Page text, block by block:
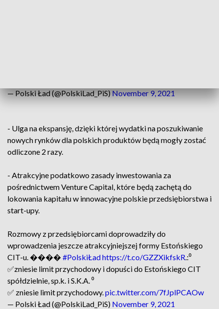
— Polski Ład (@PolskiLad_PiS)November 9, 2021
- Ulga na ekspansję, dzięki której wydatki na poszukiwanie
nowych rynków dla polskich produktów będą mogły zostać
odliczone 2 razy.
- Atrakcyjne podatkowo zasady inwestowania za
pośrednictwem Venture Capital, które będą zachętą do
lokowania kapitału w innowacyjne polskie przedsiębiorstwa i
start-upy.
Rozmowy z przedsiębiorcami doprowadziły do
wprowadzenia jeszcze atrakcyjniejszej formy Estońskiego
CIT-u. ���� #PolskiŁadhttps://t.co/GZZXikfskR.:⁰
✅zniesie limit przychodowy i dopuści do Estońskiego CIT
spółdzielnie, sp.k. i S.K.A. ⁰
✅ zniesie limit przychodowy.pic.twitter.com/7fJplPCAOw
— Polski Ład (@PolskiLad_PiS) November 9, 2021